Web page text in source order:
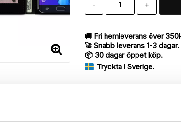
- +
🚚 Fri hemleverans över
🚀 Snabb leverans 1-3 dagar.
📦 30 dagar öppet köp.
Tryckta i Sverige.